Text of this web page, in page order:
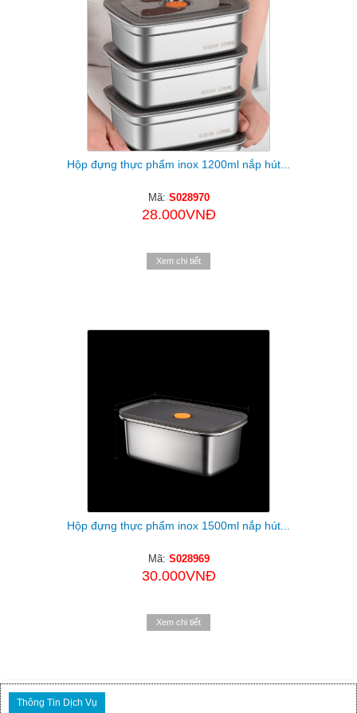
Hộp đựng thực phẩm inox 1200ml nắp hút...
Mã: S028970
28.000VNĐ
Xem chi tiết
Hộp đựng thực phẩm inox 1500ml nắp hút...
Mã: S028969
30.000VNĐ
Xem chi tiết
Thông Tin Dịch Vụ